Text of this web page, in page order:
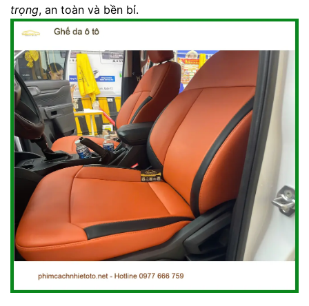
trọng, an toàn và bền bỉ.